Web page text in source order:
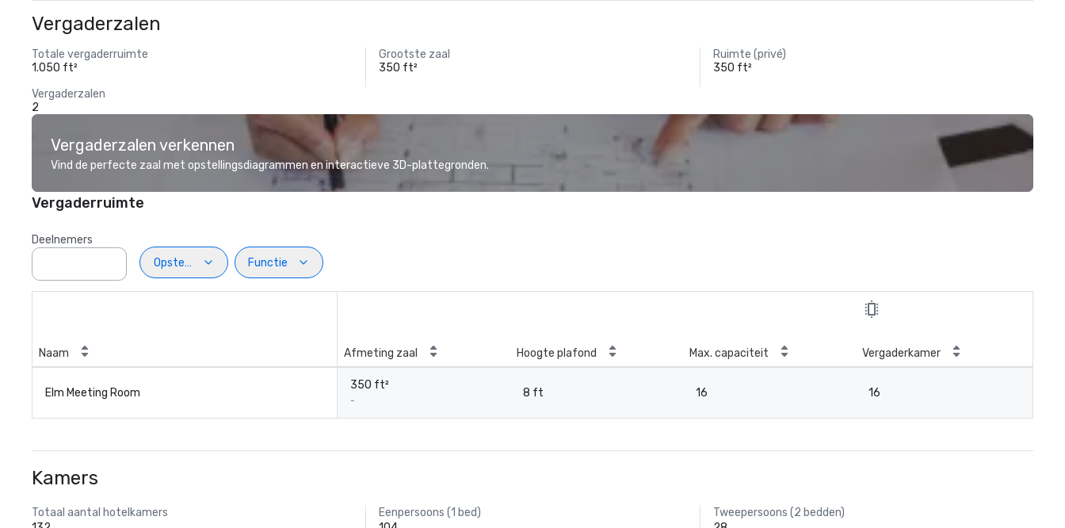
Vergaderzalen
Totale vergaderruimte
1.050 ft²
Grootste zaal
350 ft²
Ruimte (privé)
350 ft²
Vergaderzalen
2
Vergaderzalen verkennen
Vind de perfecte zaal met opstellingsdiagrammen en interactieve 3D-plattegronden.
Vergaderruimte
Deelnemers
Opstelling
Functie
Naam Afmeting zaal Hoogte plafond Max. capaciteit Vergaderkamer
Elm Meeting Room
350 ft²
-
8 ft 16 16
Kamers
Totaal aantal hotelkamers
Eenpersoons (1 bed)
Tweepersoons (2 bedden)